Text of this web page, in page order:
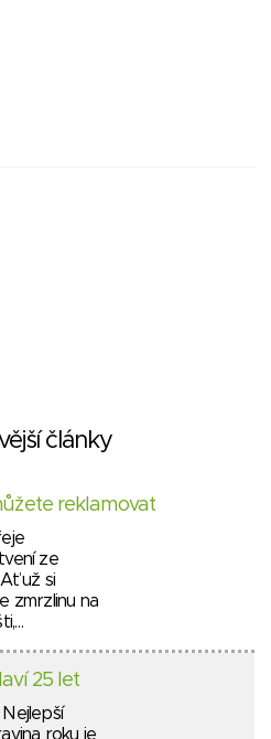
články
reklamovat
ze
už si
zmrzlinu na
25 let
roku je